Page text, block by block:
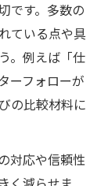
です。多数の
ている点や具
。例えば「仕
ーフォローが
の比較材料に
対応や信頼性